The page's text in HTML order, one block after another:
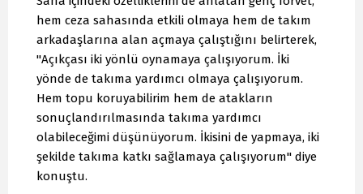
hem ceza sahasında etkili olmaya hem de takım
arkadaşlarına alan açmaya çalıştığını belirterek,
"Açıkçası iki yönlü oynamaya çalışıyorum. İki
yönde de takıma yardımcı olmaya çalışıyorum.
Hem topu koruyabilirim hem de atakların
sonuçlandırılmasında takıma yardımcı
olabileceğimi düşünüyorum. İkisini de yapmaya, iki
şekilde takıma katkı sağlamaya çalışıyorum" diye
konuştu.